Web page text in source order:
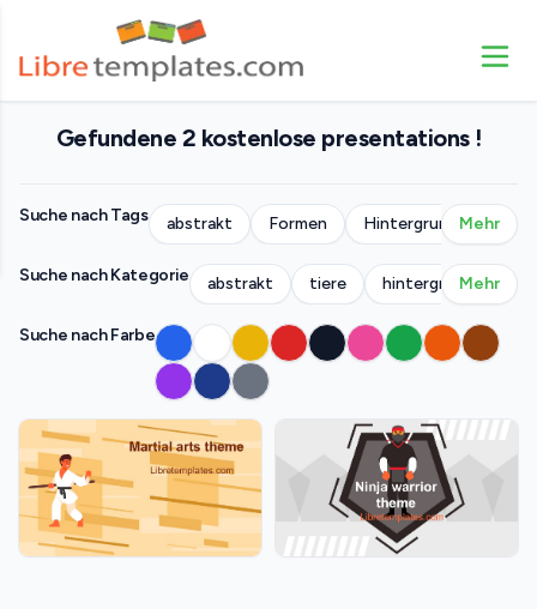
Gefundene 2 kostenlose presentations !
Suche nach Tags abstrakt Formen Hintergrund Mehr
Suche nach Kategorie abstrakt tiere hintergründe
Mehr
Suche nach Farbe